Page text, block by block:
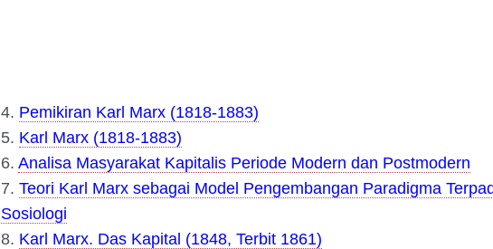
4. Pemikiran Karl Marx (1818-1883)
5. Karl Marx (1818-1883)
6. Analisa Masyarakat Kapitalis Periode Modern dan Postmodern
7. Teori Karl Marx sebagai Model Pengembangan Paradigma
Sosiologi
8. Karl Marx. Das Kapital (1848, Terbit 1861)